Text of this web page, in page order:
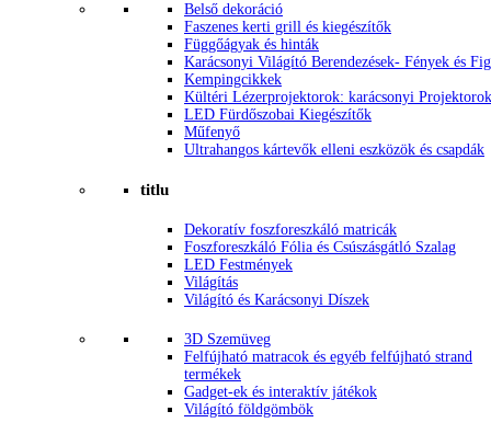
Belső dekoráció
Faszenes kerti grill és kiegészítők
Függőágyak és hinták
Karácsonyi Világító Berendezések- Fények és
Kempingcikkek
Kültéri Lézerprojektorok: karácsonyi Projektorok
LED Fürdőszobai Kiegészítők
Műfenyő
Ultrahangos kártevők elleni eszközök és csapdák
titlu
Dekoratív foszforeszkáló matricák
Foszforeszkáló Fólia és Csúszásgátló Szalag
LED Festmények
Világítás
Világító és Karácsonyi Díszek
3D Szemüveg
Felfújható matracok és egyéb felfújható strand
termékek
Gadget-ek és interaktív játékok
Világító földgömbök